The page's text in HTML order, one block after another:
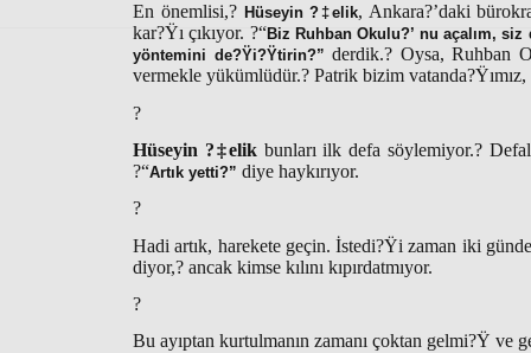
En önemlisi,? Hüseyin ?‡elik, Ankara?’daki
kar?Ÿı çıkıyor. ?“Biz Ruhban Okulu?’ nu açalım,
yöntemini de?Ÿi?Ÿtirin?” derdik.? Oysa, Ruhban
vermekle yükümlüdür.? Patrik bizim vatanda?Ÿımız,
?
Hüseyin ?‡elik bunları ilk defa söylemiyor.?
?“Artık yetti?” diye haykırıyor.
?
Hadi artık, harekete geçin. İstedi?Ÿi zaman iki
diyor,? ancak kimse kılını kıpırdatmıyor.
?
Bu ayıptan kurtulmanın zamanı çoktan gelmi?Ÿ ve